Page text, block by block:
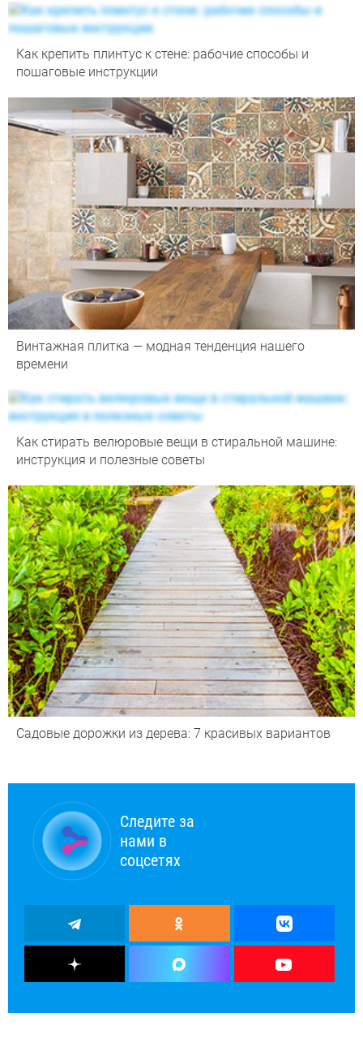
Как крепить плинтус к стене: рабочие способы и
пошаговые инструкции
Винтажная плитка — модная тенденция нашего
времени
Как стирать велюровые вещи в стиральной машине:
инструкция и полезные советы
Садовые дорожки из дерева: 7 красивых вариантов
Следите за
нами в
соцсетях